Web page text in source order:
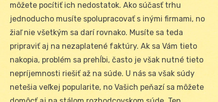
môžete pocítiť ich nedostatok. Ako súčasť trhu
jednoducho musíte spolupracovať s inými firmami, no
žiaľ nie všetkým sa darí rovnako. Musíte sa teda
pripraviť aj na nezaplatené faktúry. Ak sa Vám tieto
nakopia, problém sa prehĺbi, často je však nutné tieto
nepríjemnosti riešiť až na súde. U nás sa však súdy
netešia veľkej popularite, no Vašich peňazí sa môžete